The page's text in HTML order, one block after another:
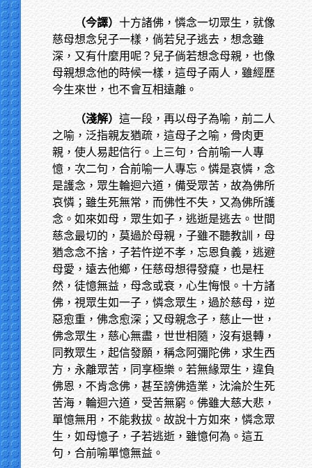
（今譯） 十方諸佛，憐念一切眾生，就像
慈母想念兒子一樣，倘若兒子逃去，想念雖
深，又有什麼用呢？兒子倘若想念母親，也像
母親想念他的時候一樣，這母子兩人，雖經歷
今生來世，也不會互相遠離。
（淺解） 這一段，再以母子為喻，前二人
之喻，泛指親友猶疏，這母子之喻，骨肉更
親，使人易起信行。上三句，合前喻一人專
憶，次二句，合前喻一人專忘。憐是哀憐，念
是護念，眾生輪迴六道，備受眾苦，故為佛所
哀憐；雖生死無常，而佛性不失，又為佛所護
念。如來如母，眾生如子，逃逝是逃去。世間
慈念最切的，莫過於母親，子雖不聽教訓，母
猶念念不捨，子若忤逆不孝，忘恩負義，逃避
母愛，遠去他鄉，任慈母想得發癡，也是枉
然，徒憶無益，母念或衰，心生悔恨。十方諸
佛，視眾生如一子，憐念眾生，過於慈母，逆
惡愈重，佛念愈深；又母親念子，慈止一世，
佛念眾生，慈心無盡，世世相隨，沒有退轉，
同教眾生，起信發願，稱念阿彌陀佛，求生西
方，永離眾苦，同享極樂。若無緣眾生，違負
佛恩，不肯念佛，甚至謗佛造業，沈淪於生死
苦海，輪迴六道，受苦無窮。佛雖大慈大悲，
單憶無用，不能救拔。故說十方如來，憐念眾
生，如母憶子，子若逃逝，雖憶何為。這五
句，合前喻單憶無益。